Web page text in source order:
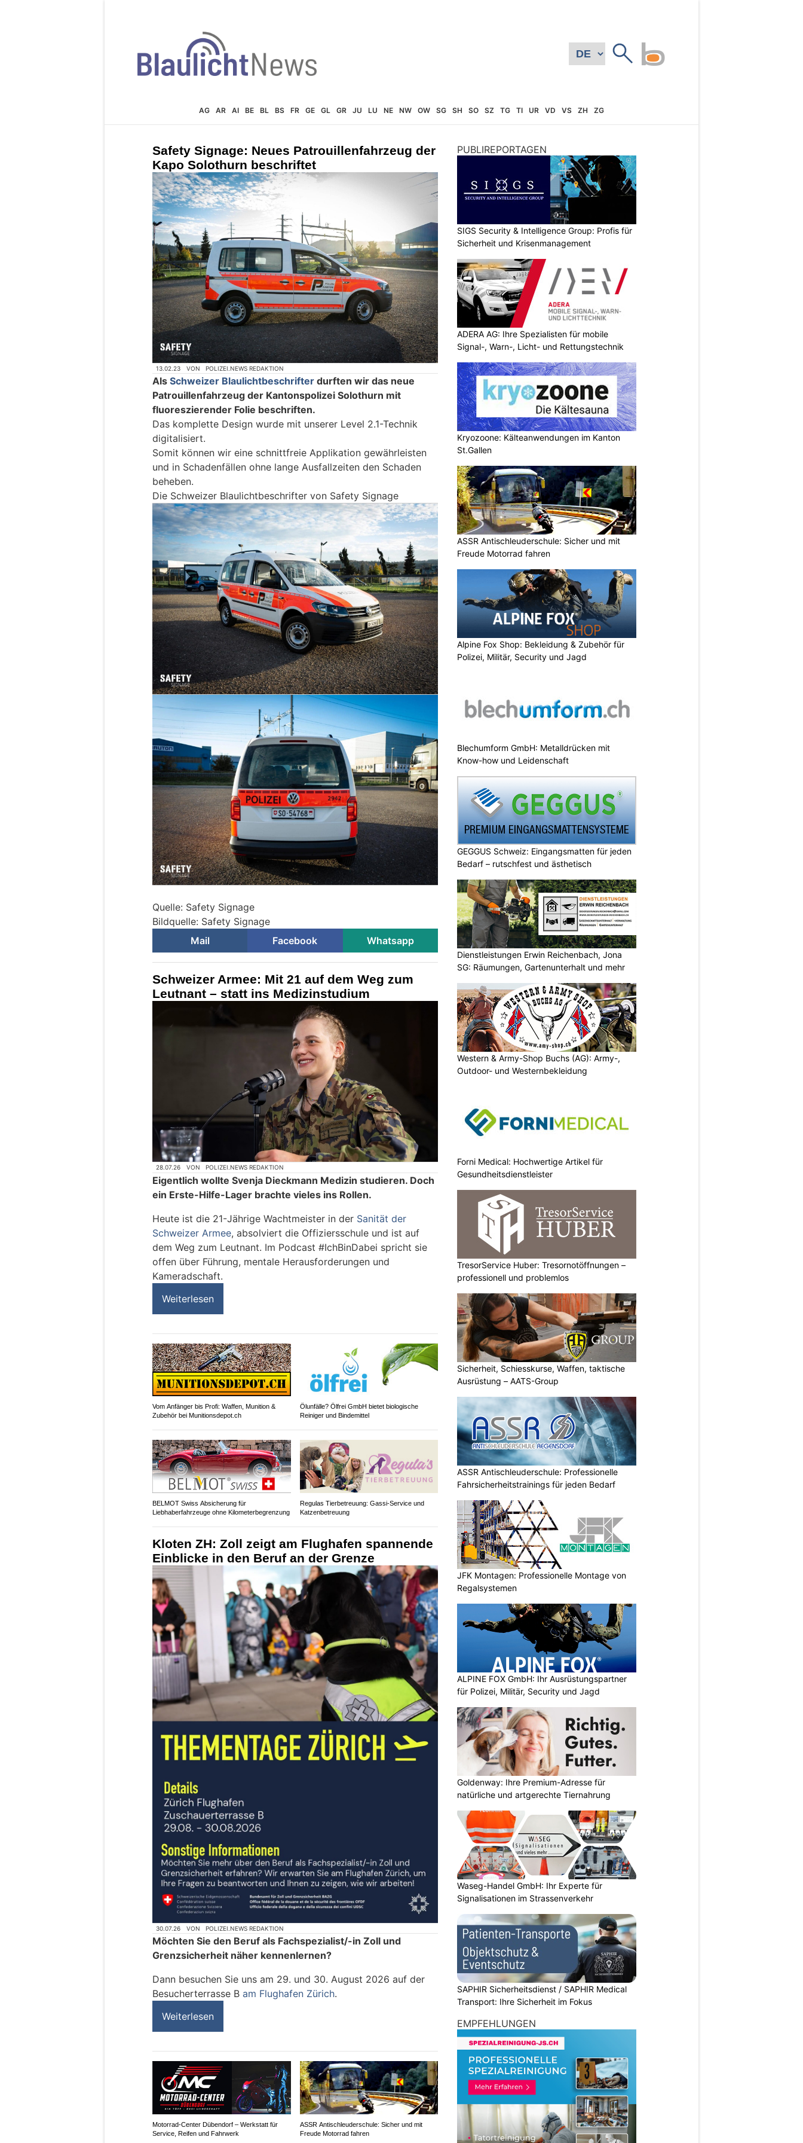
AG AR AI BE BL BS FR GE GL GR JU LU NE NW OW SG SH SO SZ TG TI UR VD VS ZH ZG
Safety Signage: Neues Patrouillenfahrzeug der
Kapo Solothurn beschriftet
13.02.23 VON POLIZEI.NEWS REDAKTION
Als Schweizer Blaulichtbeschrifter durften wir das neue
Patrouillenfahrzeug der Kantonspolizei Solothurn mit
fluoreszierender Folie beschriften.
Das komplette Design wurde mit unserer Level 2.1-Technik
digitalisiert.
Somit können wir eine schnittfreie Applikation gewährleisten
und in Schadenfällen ohne lange Ausfallzeiten den Schaden
beheben.
Die Schweizer Blaulichtbeschrifter von Safety Signage
Quelle: Safety Signage
Bildquelle: Safety Signage
Mail
Facebook Whatsapp
Schweizer Armee: Mit 21 auf dem Weg zum
Leutnant – statt ins Medizinstudium
28.07.26 VON POLIZEI.NEWS REDAKTION
Eigentlich wollte Svenja Dieckmann Medizin studieren. Doch
ein Erste-Hilfe-Lager brachte vieles ins Rollen.
Heute ist die 21-Jährige Wachtmeister in der Sanität der
Schweizer Armee, absolviert die Offiziersschule und ist auf
dem Weg zum Leutnant. Im Podcast #IchBinDabei spricht sie
offen über Führung, mentale Herausforderungen und
Kameradschaft.
Weiterlesen
Vom Anfänger bis Profi: Waffen, Munition &
Zubehör bei Munitionsdepot.ch
Ölunfälle? Ölfrei GmbH bietet biologische
Reiniger und Bindemittel
BELMOT Swiss Absicherung für
Liebhaberfahrzeuge ohne Kilometerbegrenzung
Regulas Tierbetreuung: Gassi-Service und
Katzenbetreuung
Kloten ZH: Zoll zeigt am Flughafen spannende
Einblicke in den Beruf an der Grenze
30.07.26 VON POLIZEI.NEWS REDAKTION
Möchten Sie den Beruf als Fachspezialist/-in Zoll und
Grenzsicherheit näher kennenlernen?
Dann besuchen Sie uns am 29. und 30. August 2026 auf der
Besucherterrasse B am Flughafen Zürich.
Weiterlesen
Motorrad-Center Dübendorf – Werkstatt für
Service, Reifen und Fahrwerk
ASSR Antischleuderschule: Sicher und mit
Freude Motorrad fahren
PUBLIREPORTAGEN
SIGS Security & Intelligence Group: Profis für
Sicherheit und Krisenmanagement
ADERA AG: Ihre Spezialisten für mobile
Signal-, Warn-, Licht- und Rettungstechnik
Kryozoone: Kälteanwendungen im Kanton
St.Gallen
ASSR Antischleuderschule: Sicher und mit
Freude Motorrad fahren
Alpine Fox Shop: Bekleidung & Zubehör für
Polizei, Militär, Security und Jagd
Blechumform GmbH: Metalldrücken mit
Know-how und Leidenschaft
GEGGUS Schweiz: Eingangsmatten für jeden
Bedarf – rutschfest und ästhetisch
Dienstleistungen Erwin Reichenbach, Jona
SG: Räumungen, Gartenunterhalt und mehr
Western & Army-Shop Buchs (AG): Army-,
Outdoor- und Westernbekleidung
Forni Medical: Hochwertige Artikel für
Gesundheitsdienstleister
TresorService Huber: Tresornotöffnungen –
professionell und problemlos
Sicherheit, Schiesskurse, Waffen, taktische
Ausrüstung – AATS-Group
ASSR Antischleuderschule: Professionelle
Fahrsicherheitstrainings für jeden Bedarf
JFK Montagen: Professionelle Montage von
Regalsystemen
ALPINE FOX GmbH: Ihr Ausrüstungspartner
für Polizei, Militär, Security und Jagd
Goldenway: Ihre Premium-Adresse für
natürliche und artgerechte Tiernahrung
Waseg-Handel GmbH: Ihr Experte für
Signalisationen im Strassenverkehr
SAPHIR Sicherheitsdienst / SAPHIR Medical
Transport: Ihre Sicherheit im Fokus
EMPFEHLUNGEN